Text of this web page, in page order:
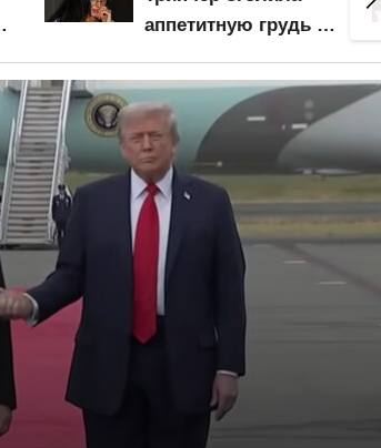
аппетитную грудь и
барсетка